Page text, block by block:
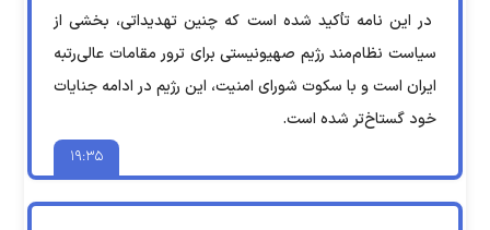
۱۹:۳۵
در این نامه تأکید شده است که چنین تهدیداتی، بخشی از
سیاست نظام‌مند رژیم صهیونیستی برای ترور مقامات عالی‌رتبه
ایران است و با سکوت شورای امنیت، این رژیم در ادامه جنایات
خود گستاخ‌تر شده است.